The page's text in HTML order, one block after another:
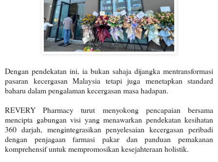
Dengan pendekatan ini, ia bukan sahaja dijangka mentransformasi
pasaran kecergasan Malaysia tetapi juga menetapkan standard
baharu dalam pengalaman kecergasan masa hadapan.
REVERY Pharmacy turut menyokong pencapaian bersama
mencipta gabungan visi yang menawarkan pendekatan kesihatan
360 darjah, mengintegrasikan penyelesaian kecergasan peribadi
dengan penjagaan farmasi pakar dan panduan pemakanan
komprehensif untuk mempromosikan kesejahteraan holistik.